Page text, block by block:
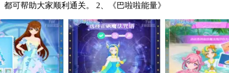
都可帮助大家顺利通关。 2、《巴啦啦能量》